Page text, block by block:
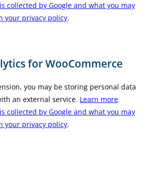
collected by Google and what you may
your privacy policy.
for WooCommerce
you may be storing personal data
an external service. Learn more
collected by Google and what you may
your privacy policy.